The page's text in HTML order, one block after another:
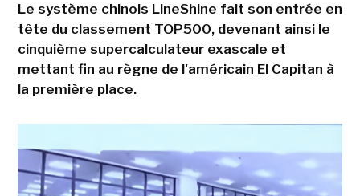
Le système chinois LineShine fait son entrée en
tête du classement TOP500, devenant ainsi le
cinquième supercalculateur exascale et
mettant fin au règne de l'américain El Capitan à
la première place.